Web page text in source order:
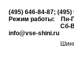
(495) 646-84-87; (495)
Режим работы: Пн-
Сб-Вс:
info@vse-shini.ru